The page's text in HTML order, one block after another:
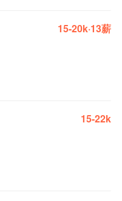
15-20k·13薪
15-22k